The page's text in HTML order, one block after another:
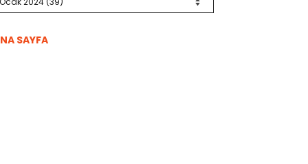
SAYFA